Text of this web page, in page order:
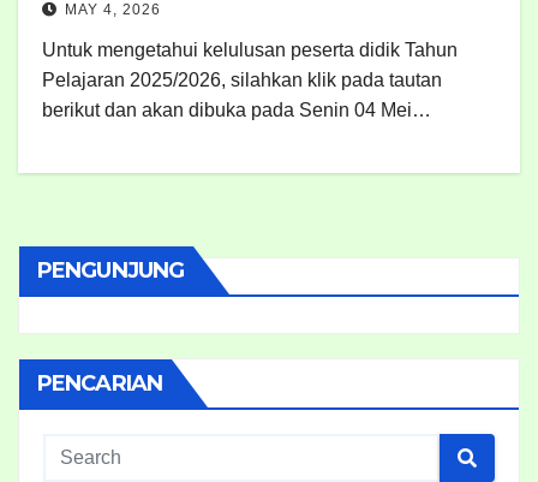
MAY 4, 2026
Untuk mengetahui kelulusan peserta didik Tahun
Pelajaran 2025/2026, silahkan klik pada tautan
berikut dan akan dibuka pada Senin 04 Mei…
PENGUNJUNG
PENCARIAN